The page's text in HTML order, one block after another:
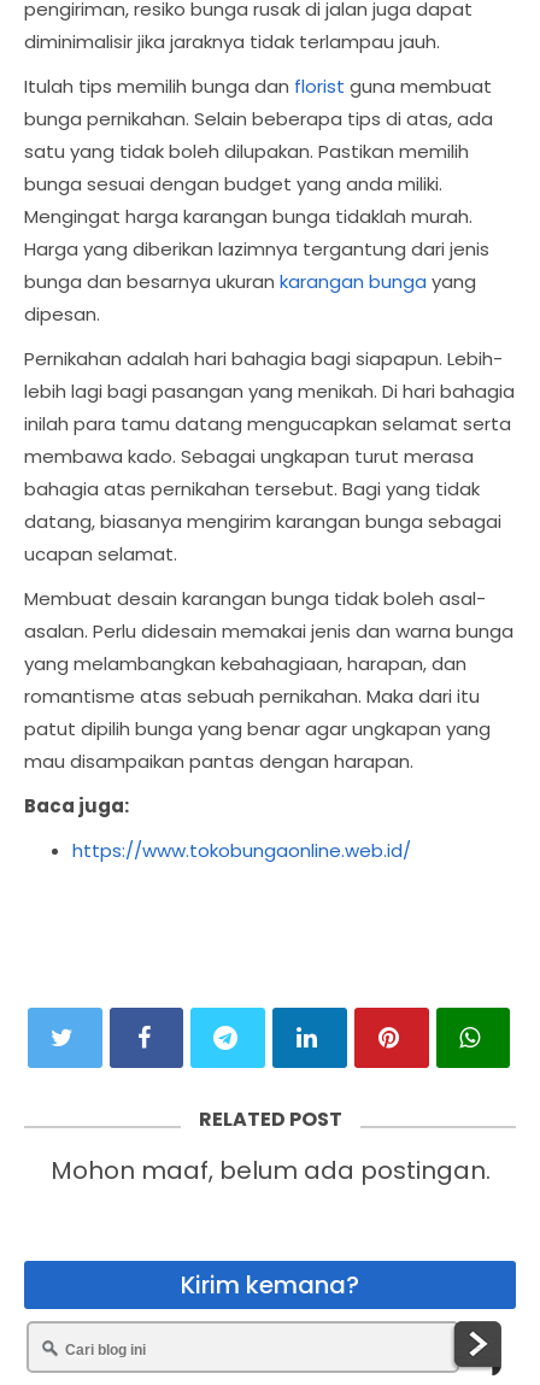
pengiriman, resiko bunga rusak di jalan juga dapat
diminimalisir jika jaraknya tidak terlampau jauh.
Itulah tips memilih bunga dan florist guna membuat
bunga pernikahan. Selain beberapa tips di atas, ada
satu yang tidak boleh dilupakan. Pastikan memilih
bunga sesuai dengan budget yang anda miliki.
Mengingat harga karangan bunga tidaklah murah.
Harga yang diberikan lazimnya tergantung dari jenis
bunga dan besarnya ukuran karangan bunga yang
dipesan.
Pernikahan adalah hari bahagia bagi siapapun. Lebih-
lebih lagi bagi pasangan yang menikah. Di hari bahagia
inilah para tamu datang mengucapkan selamat serta
membawa kado. Sebagai ungkapan turut merasa
bahagia atas pernikahan tersebut. Bagi yang tidak
datang, biasanya mengirim karangan bunga sebagai
ucapan selamat.
Membuat desain karangan bunga tidak boleh asal-
asalan. Perlu didesain memakai jenis dan warna bunga
yang melambangkan kebahagiaan, harapan, dan
romantisme atas sebuah pernikahan. Maka dari itu
patut dipilih bunga yang benar agar ungkapan yang
mau disampaikan pantas dengan harapan.
Baca juga:
https://www.tokobungaonline.web.id/
RELATED POST
Mohon maaf, belum ada postingan.
Kirim kemana?